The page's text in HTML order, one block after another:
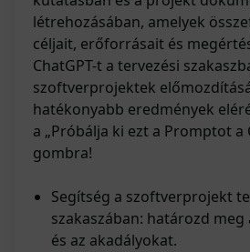
létrehozásában, amelyek
céljait, erőforrásait és
ChatGPT-t a tervezési
szoftverprojektek
hatékonyabb eredmények
a „Próbálja ki ezt a Promptot a
gombra!
Segítség a szoftverprojekt
szakaszában: határozd
és az akadályokat.